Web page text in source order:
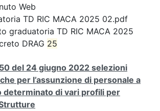
Web
TD RIC MACA 2025 02.pdf
graduatoria TD RIC MACA 2025
DRAG 25
del 24 giugno 2022 selezioni
per l’assunzione di personale a
determinato di vari profili per